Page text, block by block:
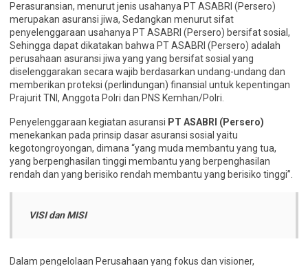
Perasuransian, menurut jenis usahanya PT ASABRI (Persero)
merupakan asuransi jiwa, Sedangkan menurut sifat
penyelenggaraan usahanya PT ASABRI (Persero) bersifat sosial,
Sehingga dapat dikatakan bahwa PT ASABRI (Persero) adalah
perusahaan asuransi jiwa yang yang bersifat sosial yang
diselenggarakan secara wajib berdasarkan undang-undang dan
memberikan proteksi (perlindungan) finansial untuk kepentingan
Prajurit TNI, Anggota Polri dan PNS Kemhan/Polri.
Penyelenggaraan kegiatan asuransi PT ASABRI (Persero)
menekankan pada prinsip dasar asuransi sosial yaitu
kegotongroyongan, dimana “yang muda membantu yang tua,
yang berpenghasilan tinggi membantu yang berpenghasilan
rendah dan yang berisiko rendah membantu yang berisiko tinggi”.
VISI dan MISI
Dalam pengelolaan Perusahaan yang fokus dan visioner,